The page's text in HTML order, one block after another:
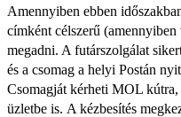
Amennyiben ebben
címként célszerű
megadni. A futárszolgálat
és a csomag a helyi Postán
Csomagját kérheti MOL kútra,
üzletbe is. A kézbesítés